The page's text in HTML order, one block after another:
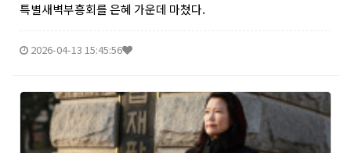
특별새벽부흥회를 은혜 가운데 마쳤다.
2026-04-13 15:45:56